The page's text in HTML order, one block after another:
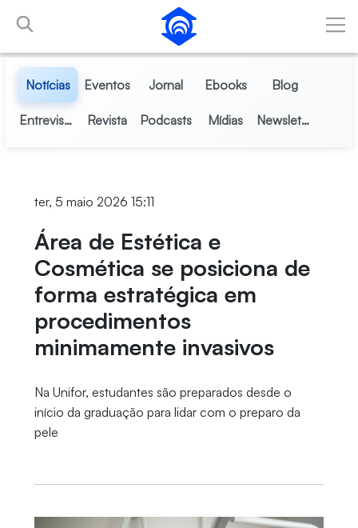
Pular para o Conteúdo principal
Notícias Eventos Jornal Ebooks Blog
Entrevistas Revista Podcasts Mídias Newsletter
ter, 5 maio 2026 15:11
Área de Estética e
Cosmética se posiciona de
forma estratégica em
procedimentos
minimamente invasivos
Na Unifor, estudantes são preparados desde o
início da graduação para lidar com o preparo da
pele